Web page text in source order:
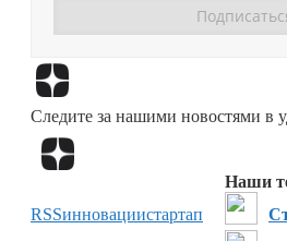
Следите за нашими новостями в
Наши
RSSинновациистартап